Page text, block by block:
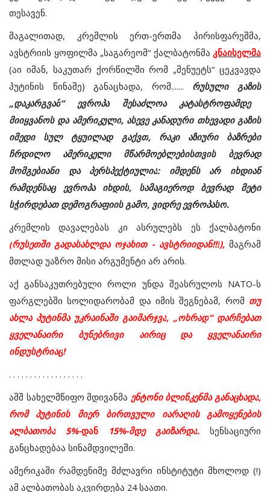
თესავენ.
მაგალითად, კრემლის ერთ-ერთმა პირისფარეშმა,
ავსტრიის ყოფილმა „საგარეომ“ ქალბატონმა კნაისელმა
(აი იმან, საკუთარ ქორწილში რომ „მენუეტს“ცეკვავდა
პუტინის
წინაშე)განაცხადა, რომ....... რუსული
გაზის
„დაკარგვამ“ევროპა შესაძლოა
კატასტროფამდე
მიიყვანოს და ამერიკული, ასევე კანადური თხევადი გაზის
იმედი
სულ ტყუილად გაქვთ, რაკი აზიური
ბაზრები
ჩრდილო
ამერიკელი მწარმოებლებისთვის
ბევრად
მომგებიანი
და პერსპექტიულია: იმდენს არ
იხდიან
რამდენსაც
ევროპა იხდის, სამაგიეროდ ბევრად
მეტი
სჭირდებათ დემოგრაფიის გამო, ვიდრე ევროპასო.
კრემლის
დავალებას კი ასრულებს ეს
ქალბატონი
(რუსეთში გადასახლდა ოჯახით - ავსტრიიდან!!!), მაგრამ
მთლად უაზრო მისი არგუმენტი არ არის.
აქ განსაკუთრებული როლი უნდა შეასრულოს NATO-ს
ფარგლებში სოლიდარობამ და იმის შეგნებამ, რომ თუ
ახლა პუტინმა უკრაინაში გაიმარჯვა, „ოხრად“ დარჩებათ
ყველანაირი
ბუნებრივი აირიც და
ყველანაირი
ინდუსტრიაც!
. . . . . . . . . . . . . . . . . .
აშშ სახელმწიფო მდივანმა ენტონი ბლინკენმა განაცხადა,
რომ
პუტინის მიერ ბირთვული იარაღის
გამოყენების
ალბათობა 5%-დან 15%-მდე გაიზარდა.
სენსაციური
განცხადებაა სინამდვილეში.
ამერიკაში რამდენიმე მძლავრი ინსტიტუტი მხოლოდ (!)
ამ ალბათობას აკვირდება 24 საათი.